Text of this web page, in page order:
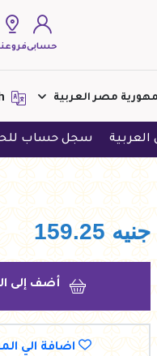
حسابى
لا يوجد منتجات
سجل حساب للحصول على
جنيه 159.25
أضف إلى
اضافة الي